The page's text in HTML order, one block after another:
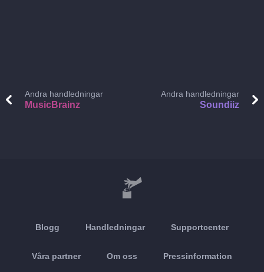
Andra handledningar
MusicBrainz
Andra handledningar
Soundiiz
Blogg Handledningar Supportcenter
Våra partner Om oss Pressinformation